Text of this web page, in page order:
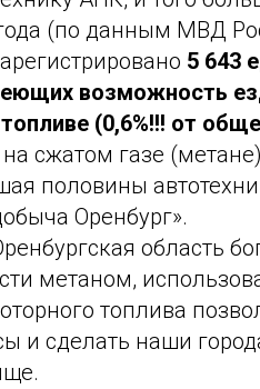
(по данным МВД
5 643
возможность
(0,6%!!! от
сжатом газе
половины
Оренбург».
область
метаном,
топлива
и сделать наши